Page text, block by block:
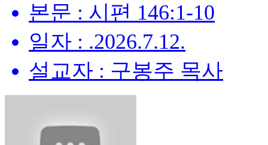
본문 : 시편 146:1-10
일자 : .2026.7.12.
설교자 : 구봉주 목사